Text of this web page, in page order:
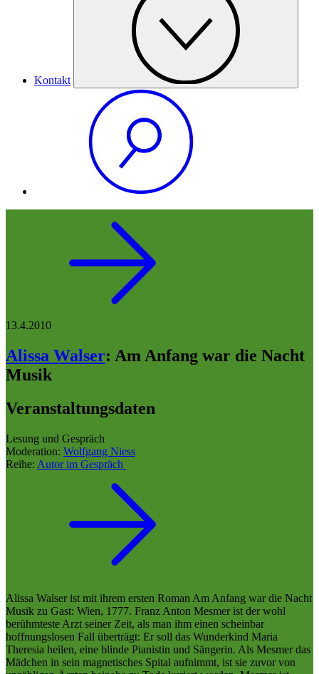
Kontakt
13.4.2010
Alissa Walser: Am Anfang war die Nacht
Musik
Veranstaltungsdaten
Lesung und Gespräch
Moderation: Wolfgang Niess
Reihe: Autor im Gespräch
Alissa Walser ist mit ihrem ersten Roman Am Anfang war die Nacht
Musik zu Gast: Wien, 1777. Franz Anton Mesmer ist der wohl
berühmteste Arzt seiner Zeit, als man ihm einen scheinbar
hoffnungslosen Fall überträgt: Er soll das Wunderkind Maria
Theresia heilen, eine blinde Pianistin und Sängerin. Als Mesmer das
Mädchen in sein magnetisches Spital aufnimmt, ist sie zuvor von